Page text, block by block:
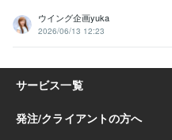
ウイング企画yuka
2026/06/13 12:23